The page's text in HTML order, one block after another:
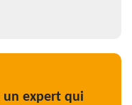
un expert qui